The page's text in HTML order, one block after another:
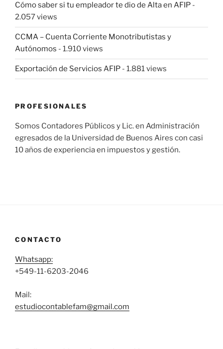
Cómo saber si tu empleador te dio de Alta en AFIP -
2.057 views
CCMA – Cuenta Corriente Monotributistas y
Autónomos - 1.910 views
Exportación de Servicios AFIP - 1.881 views
PROFESIONALES
Somos Contadores Públicos y Lic. en Administración
egresados de la Universidad de Buenos Aires con casi
10 años de experiencia en impuestos y gestión.
CONTACTO
Whatsapp:
+549-11-6203-2046
Mail:
estudiocontablefam@gmail.com